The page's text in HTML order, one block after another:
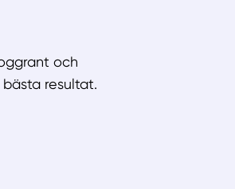
och
resultat.